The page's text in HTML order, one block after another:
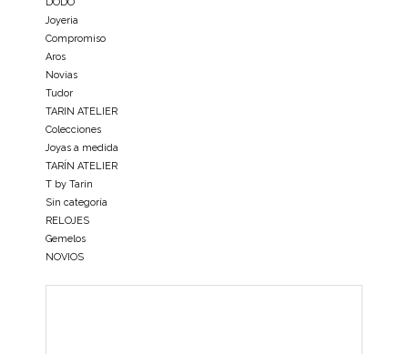
Joyeria
Compromiso
Aros
Novias
Tudor
TARIN ATELIER
Colecciones
Joyas a medida
TARÍN ATELIER
T by Tarín
Sin categoría
RELOJES
Gemelos
NOVIOS